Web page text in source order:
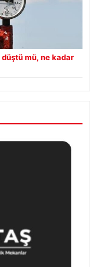
mü, ne kadar